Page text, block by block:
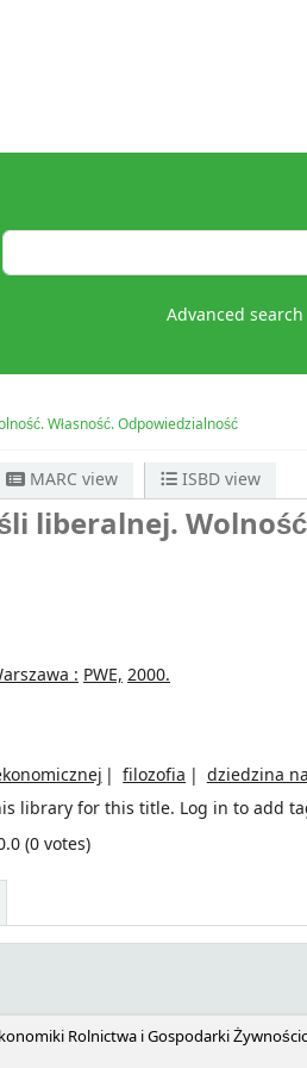
Advanced search
Własność. Odpowiedzialność
MARC view ISBD view
liberalnej.
: PWE, 2000.
filozofia dziedzina
library for this title. Log in to add
(0 votes)
Rolnictwa i Gospodarki